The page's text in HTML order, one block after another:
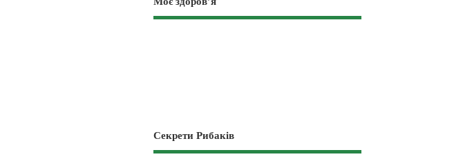
Секрети Рибаків